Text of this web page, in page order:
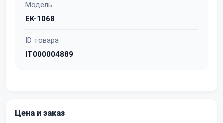
Модель
EK-1068
ID товара
IT000004889
Цена и заказ